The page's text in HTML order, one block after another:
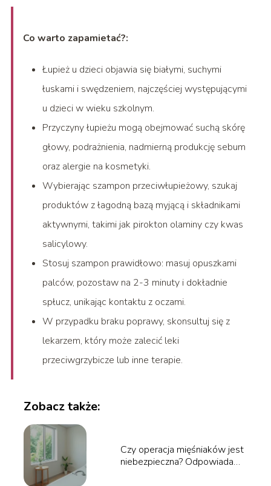
Co warto zapamietać?:
Łupież u dzieci objawia się białymi, suchymi
łuskami i swędzeniem, najczęściej występującymi
u dzieci w wieku szkolnym.
Przyczyny łupieżu mogą obejmować suchą skórę
głowy, podrażnienia, nadmierną produkcję sebum
oraz alergie na kosmetyki.
Wybierając szampon przeciwłupieżowy, szukaj
produktów z łagodną bazą myjącą i składnikami
aktywnymi, takimi jak pirokton olaminy czy kwas
salicylowy.
Stosuj szampon prawidłowo: masuj opuszkami
palców, pozostaw na 2-3 minuty i dokładnie
spłucz, unikając kontaktu z oczami.
W przypadku braku poprawy, skonsultuj się z
lekarzem, który może zalecić leki
przeciwgrzybicze lub inne terapie.
Zobacz także:
Czy operacja mięśniaków jest
niebezpieczna? Odpowiadamy